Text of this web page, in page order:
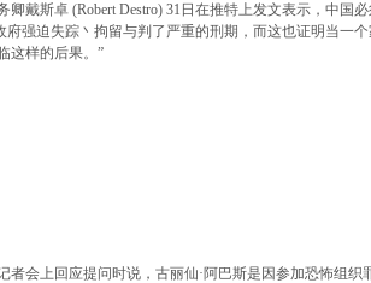
戴斯卓 (Robert Destro) 31日在推特上发文表示，中国
府强迫失踪丶拘留与判了严重的刑期，而这也证明当一
这样的后果。”
者会上回应提问时说，古丽仙·阿巴斯是因参加恐怖组织